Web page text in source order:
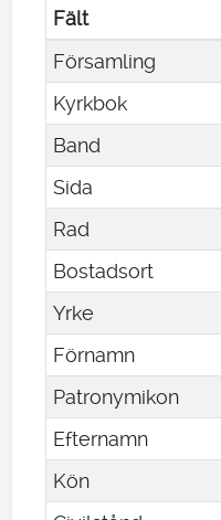
Fält
Församling
Kyrkbok
Band
Sida
Rad
Bostadsort
Yrke
Förnamn
Patronymikon
Efternamn
Kön